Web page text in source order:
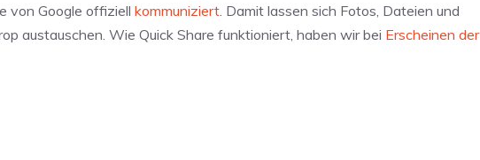
von Google offiziell kommuniziert . Damit lassen sich Fotos, Dateien und
austauschen. Wie Quick Share funktioniert, haben wir bei Erscheinen der